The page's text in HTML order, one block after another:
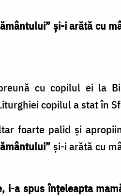
și-i arătă cu
cu copilul ei la
copilul a stat în
foarte palid și
și-i arătă cu
i-a spus înțeleapta